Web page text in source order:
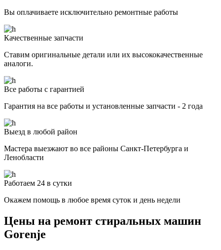
Вы оплачиваете исключительно ремонтные работы
Качественные запчасти
Ставим оригинальные детали или их высококачественные
аналоги.
Все работы с гарантией
Гарантия на все работы и установленные запчасти - 2 года
Выезд в любой район
Мастера выезжают во все районы Санкт-Петербурга и
Ленобласти
Работаем 24 в сутки
Окажем помощь в любое время суток и день недели
Цены на ремонт стиральных машин
Gorenje